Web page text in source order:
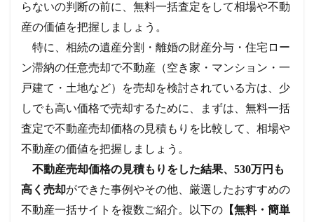
らないの判断の前に、無料一括査定をして相場や不動
産の価値を把握しましょう。
特に、相続の遺産分割・離婚の財産分与・住宅ロー
ン滞納の任意売却で不動産（空き家・マンション・一
戸建て・土地など）を売却を検討されている方は、少
しでも高い価格で売却するために、まずは、無料一括
査定で不動産売却価格の見積もりを比較して、相場や
不動産の価値を把握しましょう。
不動産売却価格の見積もりをした結果、530万円も
高く売却ができた事例やその他、厳選したおすすめの
不動産一括サイトを複数ご紹介。以下の 【無料・簡単